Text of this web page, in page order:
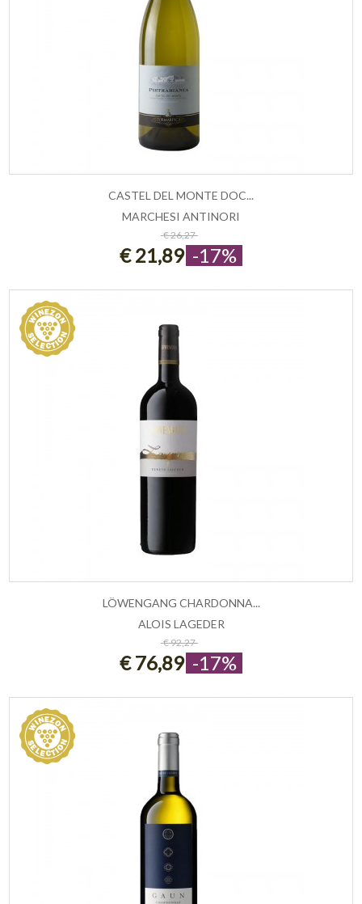
ESAURITO
CASTEL DEL MONTE DOC...
MARCHESI ANTINORI
€ 26,27
€ 21,89 -17%
ESAURITO
LÖWENGANG CHARDONNA...
ALOIS LAGEDER
€ 92,27
€ 76,89 -17%